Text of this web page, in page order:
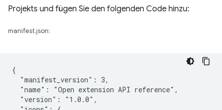
Projekts und fügen Sie den folgenden Code hinzu:
manifest.json:
{
  "manifest_version": 3,
  "name": "Open extension API reference",
  "version": "1.0.0",